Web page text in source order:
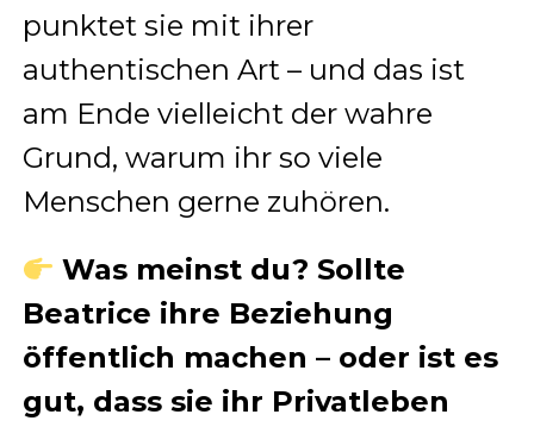
punktet sie mit ihrer
authentischen Art – und das ist
am Ende vielleicht der wahre
Grund, warum ihr so viele
Menschen gerne zuhören.
Was meinst du? Sollte
Beatrice ihre Beziehung
öffentlich machen – oder ist es
gut, dass sie ihr Privatleben